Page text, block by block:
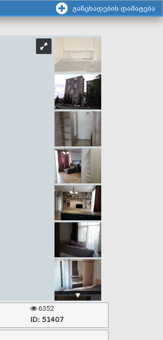
განცხადების დამატება
6352
ID: 51407